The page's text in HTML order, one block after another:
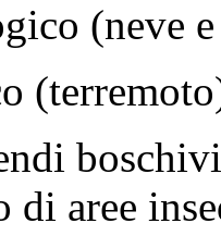
(neve
aree